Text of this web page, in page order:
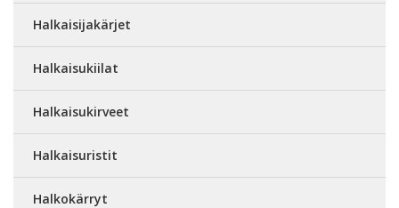
Halkaisijakärjet
Halkaisukiilat
Halkaisukirveet
Halkaisuristit
Halkokärryt